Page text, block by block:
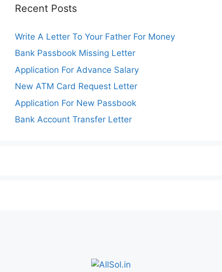
Recent Posts
Write A Letter To Your Father For Money
Bank Passbook Missing Letter
Application For Advance Salary
New ATM Card Request Letter
Application For New Passbook
Bank Account Transfer Letter